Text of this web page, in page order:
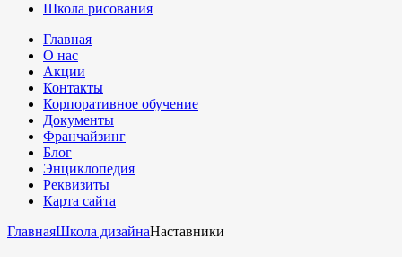
Школа рисования
Главная
О нас
Акции
Контакты
Корпоративное обучение
Документы
Франчайзинг
Блог
Энциклопедия
Реквизиты
Карта сайта
ГлавнаяШкола дизайнаНаставники